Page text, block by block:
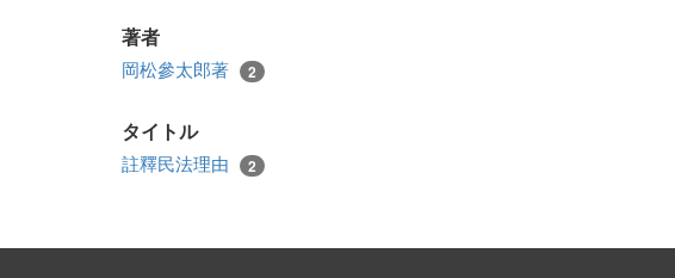
著者
岡松參太郎著 2
タイトル
註釋民法理由 2